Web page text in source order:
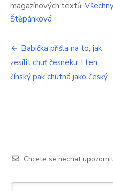
magazínových textů.
Štěpánková
Navigace
pro
příspěvek
Babička přišla na to, jak
zesílit chuť česneku. I ten
čínský pak chutná jako český
Chcete se nechat